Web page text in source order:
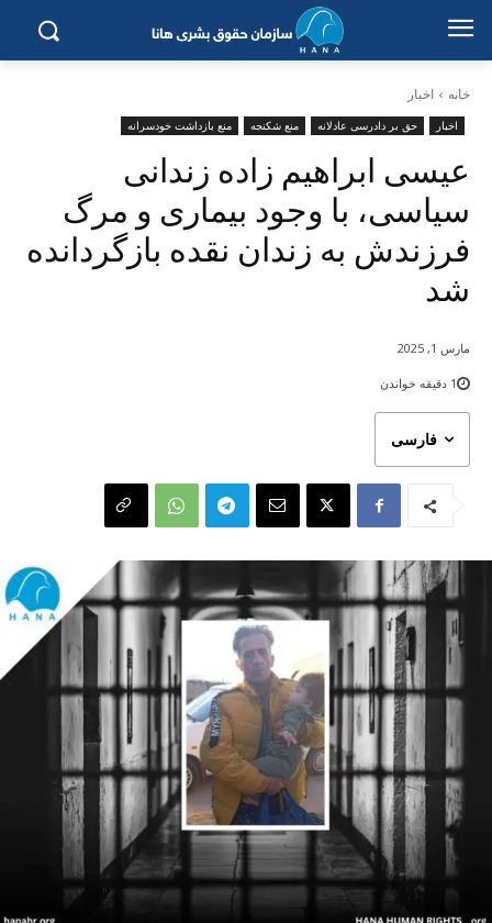
خانه اخبار
اخبار حق بر دادرسی عادلانه منع شکنجه منع بازداشت خودسرانه
عیسی ابراهیم زادە زندانی
سیاسی، با وجود بیماری و مرگ
فرزندش بە زندان نقدە بازگرداندە
شد
فارسی
1 دقیقه خواندن
مارس 1, 2025